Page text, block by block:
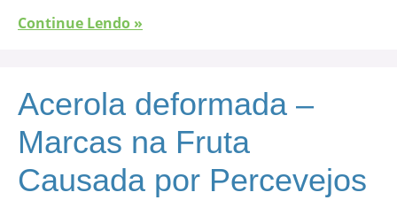
Continue Lendo »
Acerola deformada –
Marcas na Fruta
Causada por Percevejos